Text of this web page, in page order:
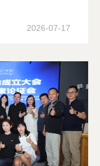
2026-07-17